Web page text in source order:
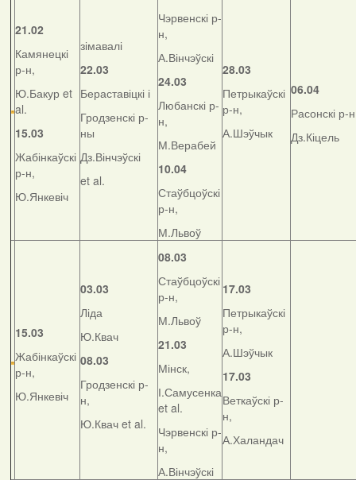
21.02
Камянецкі
р-н,
Ю.Бакур et
al.
15.03
Жабінкаўскі
р-н,
Ю.Янкевіч
зімавалі
22.03
Бераставіцкі і
Гродзенскі р-
ны
Дз.Вінчэўскі
et al.
Чэрвенскі р-
н,
А.Вінчэўскі
24.03
Любанскі р-
н,
М.Верабей
10.04
Стаўбцоўскі
р-н,
М.Львоў
28.03
Петрыкаўскі
р-н,
А.Шэўчык
06.04
Расонскі р-
Дз.Кіцель
15.03
Жабінкаўскі
р-н,
Ю.Янкевіч
03.03
Ліда
Ю.Квач
08.03
Гродзенскі р-
н,
Ю.Квач et al.
08.03
Стаўбцоўскі
р-н,
М.Львоў
21.03
Мінск,
І.Самусенка
et al.
Чэрвенскі р-
н,
А.Вінчэўскі
17.03
Петрыкаўскі
р-н,
А.Шэўчык
17.03
Веткаўскі р-
н,
А.Халандач